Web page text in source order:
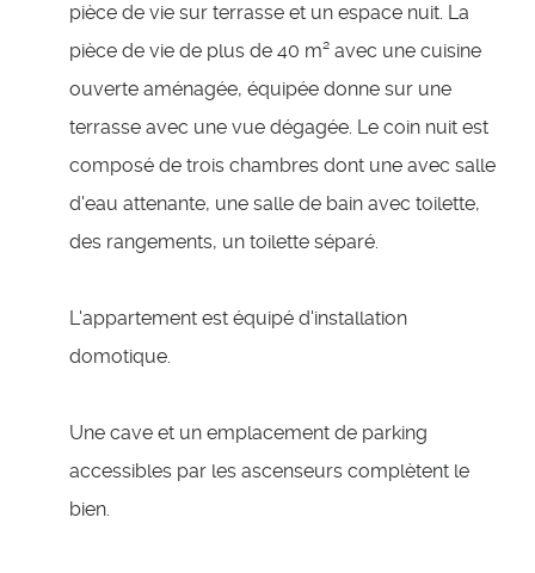
pièce de vie sur terrasse et un espace nuit. La
pièce de vie de plus de 40 m² avec une cuisine
ouverte aménagée, équipée donne sur une
terrasse avec une vue dégagée. Le coin nuit est
composé de trois chambres dont une avec salle
d'eau attenante, une salle de bain avec toilette,
des rangements, un toilette séparé.
L'appartement est équipé d'installation
domotique.
Une cave et un emplacement de parking
accessibles par les ascenseurs complètent le
bien.